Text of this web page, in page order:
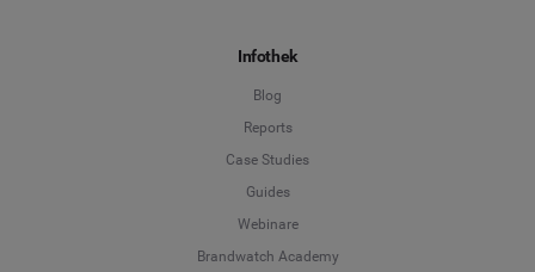
Infothek
Blog
Reports
Case Studies
Guides
Webinare
Brandwatch Academy